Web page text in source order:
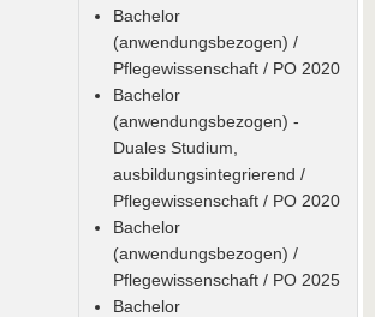
Bachelor
(anwendungsbezogen) /
Pflegewissenschaft / PO 2020
Bachelor
(anwendungsbezogen) -
Duales Studium,
ausbildungsintegrierend /
Pflegewissenschaft / PO 2020
Bachelor
(anwendungsbezogen) /
Pflegewissenschaft / PO 2025
Bachelor